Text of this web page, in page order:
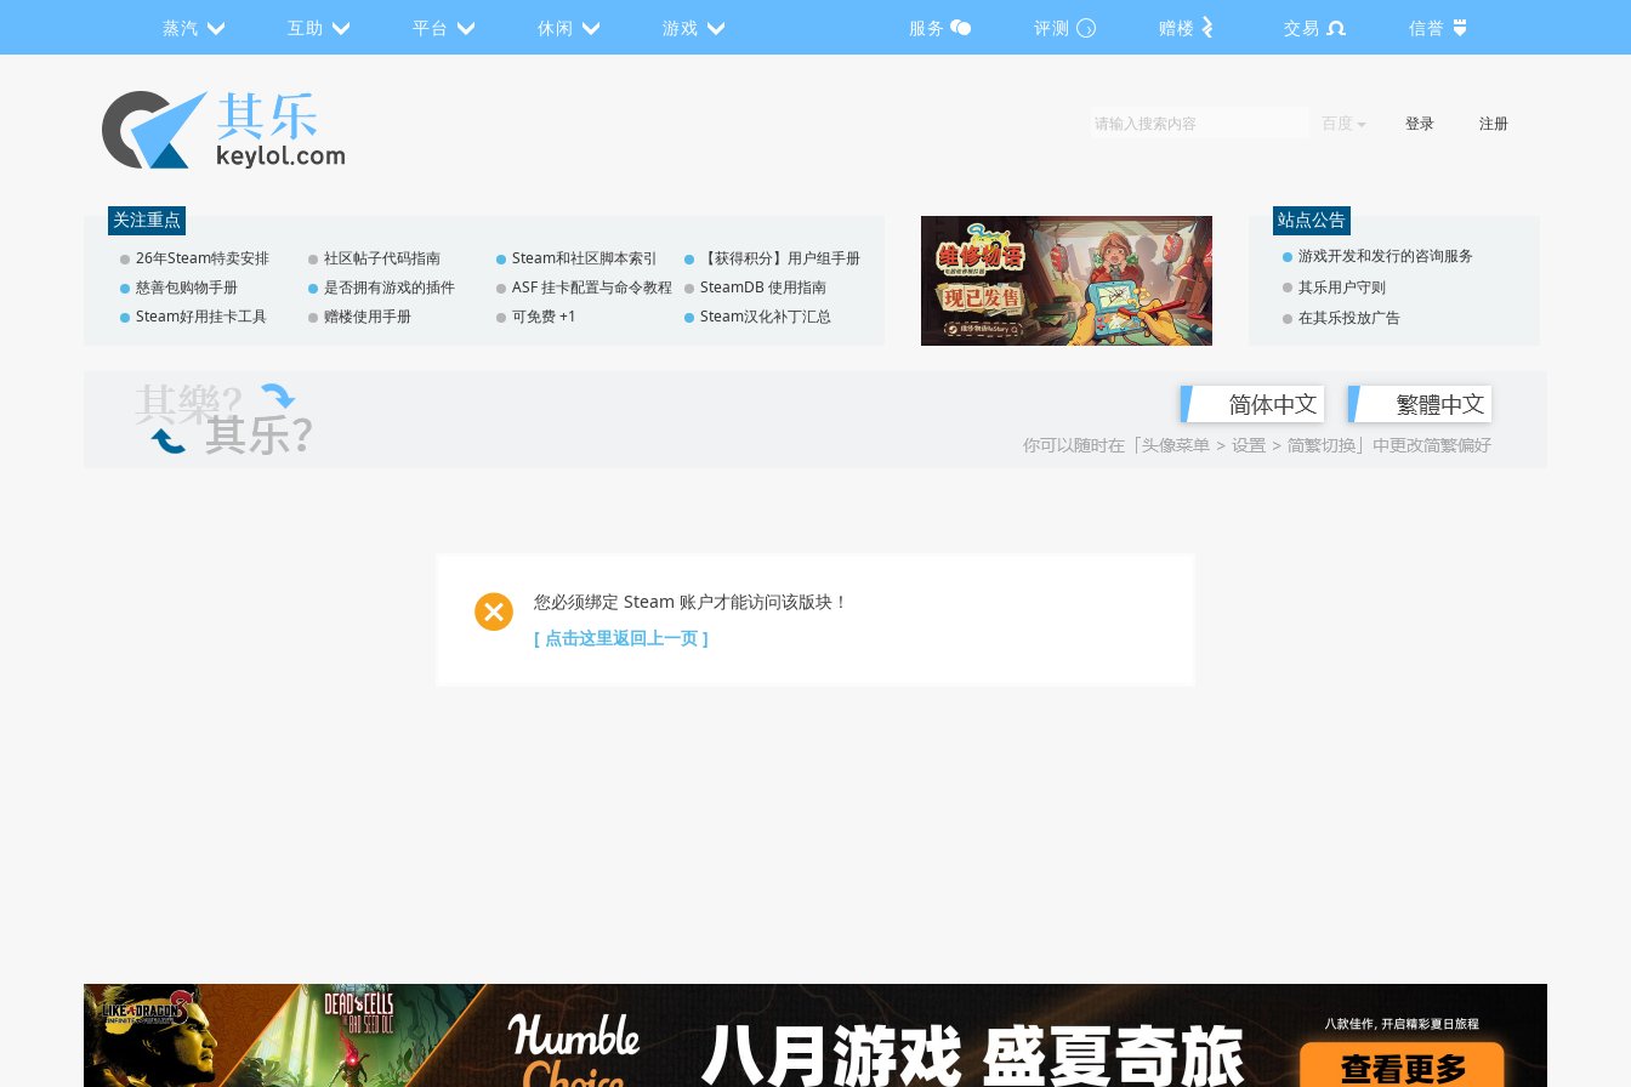
蒸汽 互助 平台 休闲 游戏 服务 评测 赠楼 交易 信誉
百度 登录 注册
关注重点
26年Steam特卖安排 社区帖子代码指南 Steam和社区脚本索引
【获得积分】用户组手册
慈善包购物手册
是否拥有游戏的插件 ASF 挂卡配置与命令教程
SteamDB 使用指南
Steam好用挂卡工具
赠楼使用手册 可免费 +1 Steam汉化补丁汇总
站点公告
游戏开发和发行的咨询服务
其乐用户守则
在其乐投放广告
您必须绑定 Steam 账户才能访问该版块！
[ 点击这里返回上一页 ]